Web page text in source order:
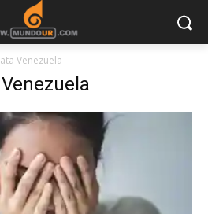
Venezuela